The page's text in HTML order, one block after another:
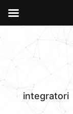
integratori